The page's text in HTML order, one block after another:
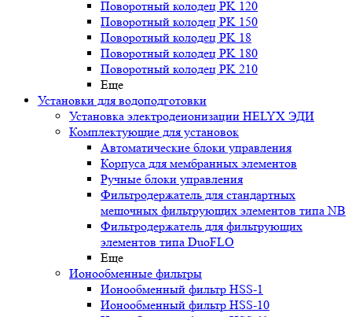
Поворотный колодец PK 120
Поворотный колодец PK 150
Поворотный колодец PK 18
Поворотный колодец PK 180
Поворотный колодец PK 210
Еще
Установки для водоподготовки
Установка электродеионизации HELYX ЭДИ
Комплектующие для установок
Автоматические блоки управления
Корпуса для мембранных элементов
Ручные блоки управления
Фильтродержатель для стандартных
мешочных фильтрующих элементов типа NB
Фильтродержатель для фильтрующих
элементов типа DuoFLO
Еще
Ионообменные фильтры
Ионообменный фильтр HSS-1
Ионообменный фильтр HSS-10